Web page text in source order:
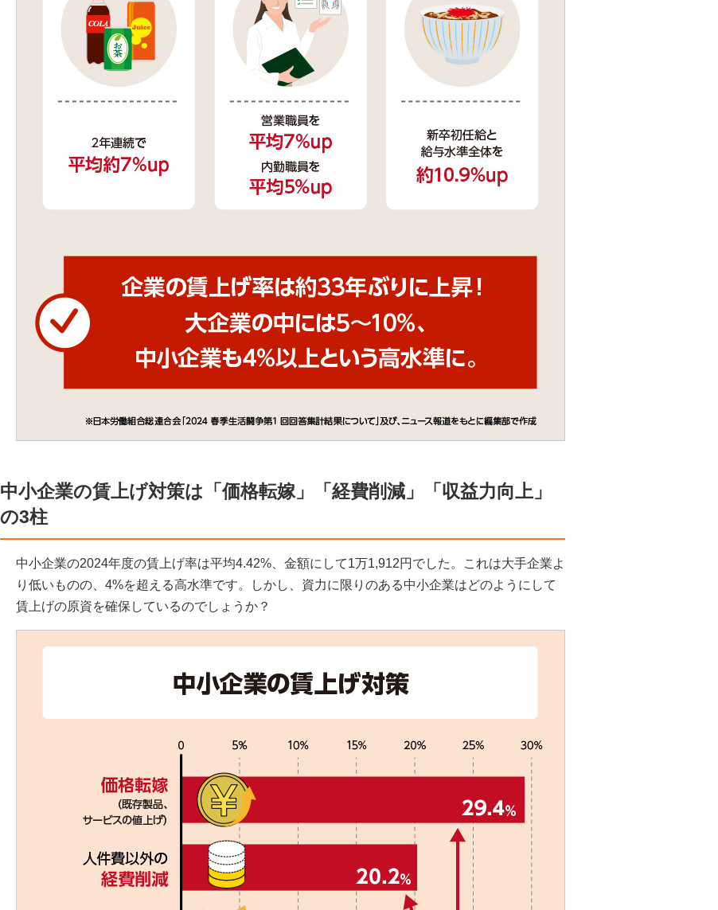
中小企業の賃上げ対策は「価格転嫁」「経費削減」「収益力向上」
の3柱
中小企業の2024年度の賃上げ率は平均4.42%、金額にして1万1,912円でした。これは大手企業よ
り低いものの、4%を超える高水準です。しかし、資力に限りのある中小企業はどのようにして
賃上げの原資を確保しているのでしょうか？